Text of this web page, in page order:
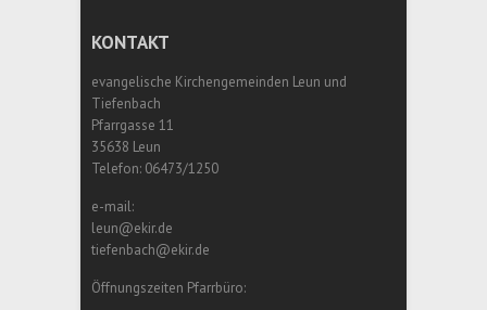
KONTAKT
evangelische Kirchengemeinden Leun und
Tiefenbach
Pfarrgasse 11
35638 Leun
Telefon: 06473/1250
e-mail:
leun@ekir.de
tiefenbach@ekir.de
Öffnungszeiten Pfarrbüro: